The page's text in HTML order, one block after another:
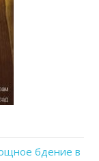
бдение в